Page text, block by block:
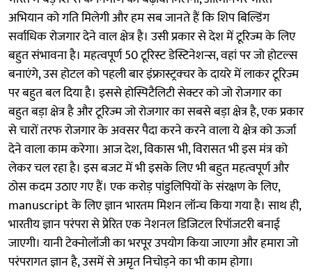
अभियान को गति मिलेगी और हम सब जानते हैं कि शिप बिल्डिंग
सर्वाधिक रोजगार देने वाल क्षेत्र है। उसी प्रकार से देश में टूरिज्म के लिए
बहुत संभावना है। महत्वपूर्ण 50 टूरिस्ट डेस्टिनेशन्स, वहां पर जो होटल्स
बनाएंगे, उस होटल को पहली बार इंफ्रास्ट्रक्चर के दायरे में लाकर टूरिज्म
पर बहुत बल दिया है। इससे होस्पिटैलिटी सेक्टर को जो रोजगार का
बहुत बड़ा क्षेत्र है और टूरिज्म जो रोजगार का सबसे बड़ा क्षेत्र है, एक प्रकार
से चारों तरफ रोजगार के अवसर पैदा करने करने वाला ये क्षेत्र को ऊर्जा
देने वाला काम करेगा। आज देश, विकास भी, विरासत भी इस मंत्र को
लेकर चल रहा है। इस बजट में भी इसके लिए भी बहुत महत्वपूर्ण और
ठोस कदम उठाए गए हैं। एक करोड़ पांडुलिपियों के संरक्षण के लिए,
manuscript के लिए ज्ञान भारतम मिशन लॉन्च किया गया है। साथ ही,
भारतीय ज्ञान परंपरा से प्रेरित एक नेशनल डिजिटल रिपॉजटरी बनाई
जाएगी। यानी टेक्नोलॉजी का भरपूर उपयोग किया जाएगा और हमारा जो
परंपरागत ज्ञान है, उसमें से अमृत निचोड़ने का भी काम होगा।